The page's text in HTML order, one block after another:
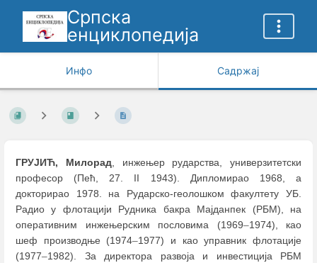
Српска
енциклопедија
Инфо Садржај
ГРУЈИЋ, Милорад, инжењер рударства, универзитетски
професор (Пећ, 27. II 1943). Дипломирао 1968, а
докторирао 1978. на Рударско-геолошком факултету УБ.
Радио у флотацији Рудника бакра Мајданпек (РБМ), на
оперативним инжењерским пословима (1969–1974), као
шеф производње (1974–1977) и као управник флотације
(1977–1982). За директора развоја и инвестиција РБМ